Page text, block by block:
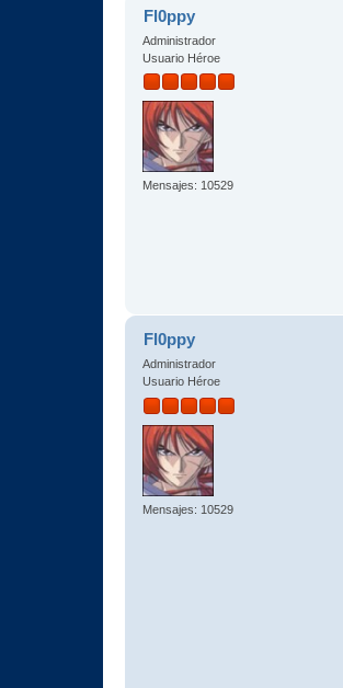
Fl0ppy
Administrador
Usuario Héroe
Mensajes: 10529
Fl0ppy
Administrador
Usuario Héroe
Mensajes: 10529